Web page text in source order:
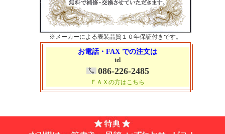
※メーカーによる表装品質１０年保証付きです。
お電話・FAX での注文は
tel
086-226-2485
ＦＡＸの方はこちら